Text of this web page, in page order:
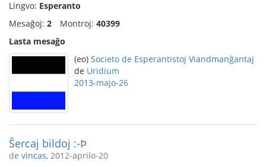
Lingvo: Esperanto
Mesaĝoj: 2 Montroj: 40399
Lasta mesaĝo
(eo) Societo de Esperantistoj Viandmanĝantaj
de Uridium
2013-majo-26
Ŝercaj bildoj :-Þ
de vincas, 2012-aprilo-20